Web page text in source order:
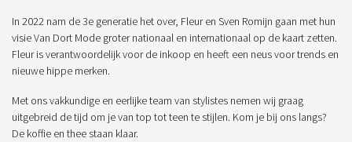
In 2022 nam de 3e generatie het over, Fleur en Sven Romijn gaan met hun
visie Van Dort Mode groter nationaal en internationaal op de kaart zetten.
Fleur is verantwoordelijk voor de inkoop en heeft een neus voor trends en
nieuwe hippe merken.
Met ons vakkundige en eerlijke team van stylistes nemen wij graag
uitgebreid de tijd om je van top tot teen te stijlen. Kom je bij ons langs?
De koffie en thee staan klaar.